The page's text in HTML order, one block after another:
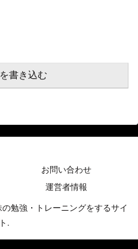
書き込む
お問い合わせ
運営者情報
勉強・トレーニングをするサイ
ト.